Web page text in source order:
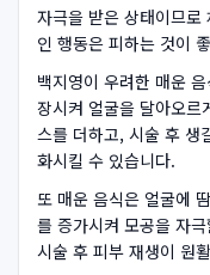
자극을 받은 상태이므로
인 행동은 피하는 것이
백지영이 우려한 매운
장시켜 얼굴을 달아오르
스를 더하고, 시술 후 생
화시킬 수 있습니다.
또 매운 음식은 얼굴에
를 증가시켜 모공을 자
시술 후 피부 재생이 원